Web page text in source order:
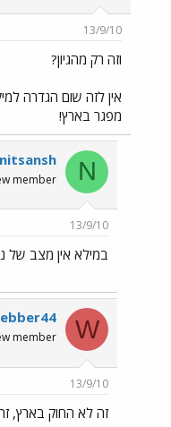
13/9/10
וזה רק מהגיון?
אין לזה שום הגדרה
מפגר בארץ!
N
nitsansh
member
13/9/10
במילא אין מצב של
W
member
13/9/10
זה לא החוק בארץ,